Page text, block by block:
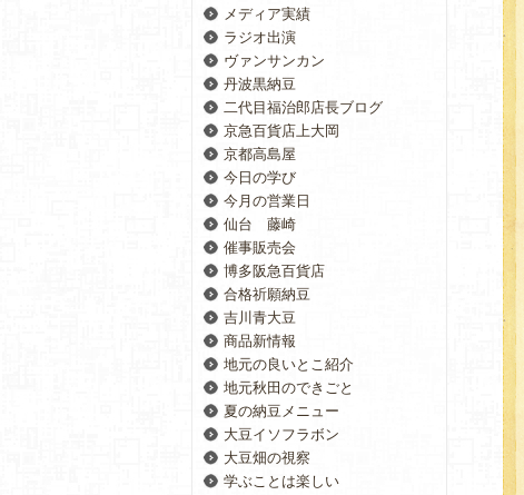
メディア実績
ラジオ出演
ヴァンサンカン
丹波黒納豆
二代目福治郎店長ブログ
京急百貨店上大岡
京都高島屋
今日の学び
今月の営業日
仙台 藤崎
催事販売会
博多阪急百貨店
合格祈願納豆
吉川青大豆
商品新情報
地元の良いとこ紹介
地元秋田のできごと
夏の納豆メニュー
大豆イソフラボン
大豆畑の視察
学ぶことは楽しい